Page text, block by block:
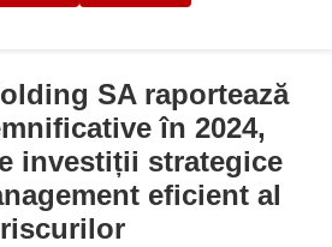
SA raportează
în 2024,
investiții strategice
eficient al
riscurilor